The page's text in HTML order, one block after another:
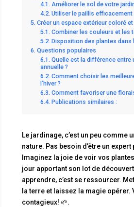
Améliorer le sol de votre
Utiliser le paillis efficacement
Créer un espace extérieur coloré
Combiner les couleurs et les
Disposition des plantes dans
Questions populaires
Quelle est la différence entre
annuelle ?
Comment choisir les
l’hiver ?
Comment favoriser une
Publications similaires :
Le jardinage, c’est un peu comme
nature. Pas besoin d’être un expert
Imaginez la joie de voir vos
jour apportant son lot de
apprendre, c’est se ressourcer.
la terre et laissez la magie opérer.
contagieux! 🌱.